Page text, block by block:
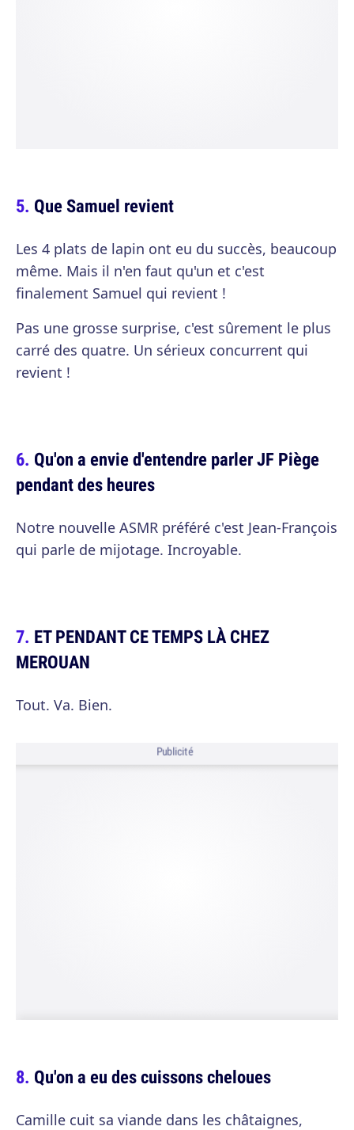
Que Samuel revient
Les 4 plats de lapin ont eu du succès, beaucoup
même. Mais il n'en faut qu'un et c'est
finalement Samuel qui revient !
Pas une grosse surprise, c'est sûrement le plus
carré des quatre. Un sérieux concurrent qui
revient !
Qu'on a envie d'entendre parler JF Piège
pendant des heures
Notre nouvelle ASMR préféré c'est Jean-François
qui parle de mijotage. Incroyable.
ET PENDANT CE TEMPS LÀ CHEZ
MEROUAN
Tout. Va. Bien.
Publicité
Qu'on a eu des cuissons cheloues
Camille cuit sa viande dans les châtaignes,